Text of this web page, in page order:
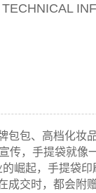
TECHNICAL
包包、高档化妆
，手提袋就像
崛起，手提袋印
交时，都会附